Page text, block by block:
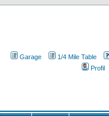
Garage
1/4 Mile Table
Profil